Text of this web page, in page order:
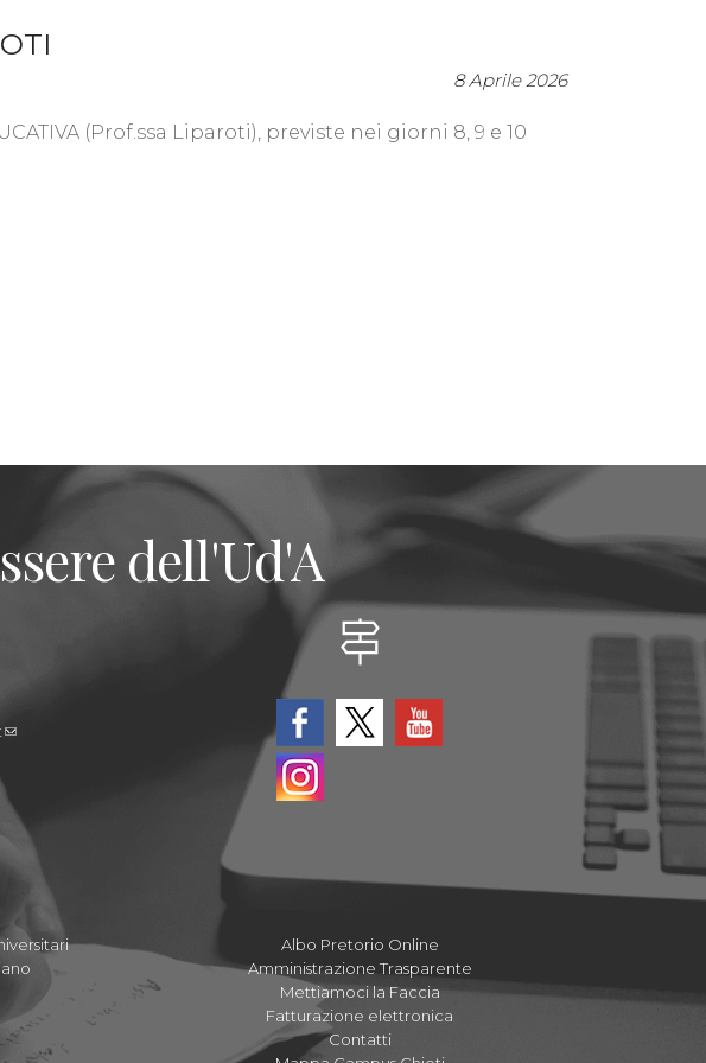
8 Aprile 2026
(Prof.ssa Liparoti), previste nei giorni 8, 9 e 10
dell'Ud'A
Albo Pretorio Online
Amministrazione Trasparente
Mettiamoci la Faccia
Fatturazione elettronica
Contatti